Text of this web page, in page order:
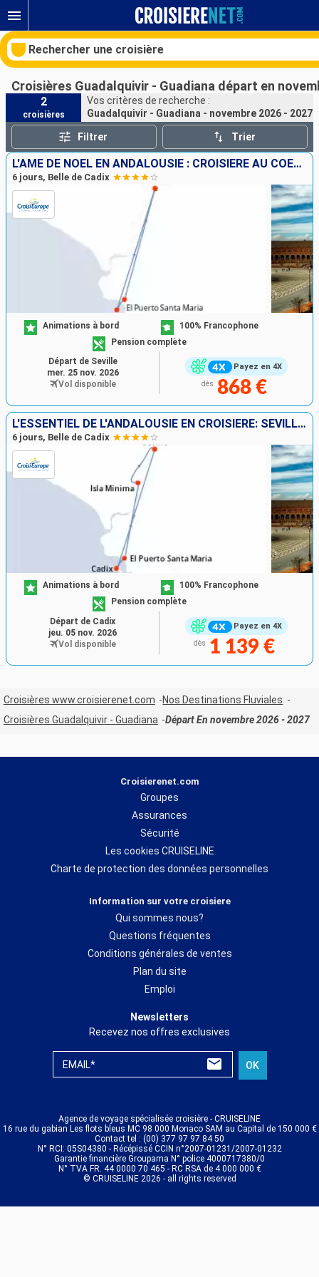
Rechercher une croisière
Nos destinations
Mois de départ
Ports Compagnies
Croisières Guadalquivir - Guadiana départ en
2
croisières
Vos critères de recherche :
Guadalquivir - Guadiana - novembre 2026 - 2027
Filtrer Trier
L'ÂME DE NOËL EN ANDALOUSIE : CROISIÈRE AU COEUR DE LA NATIVITÉ, AU RYTHME DES TRADITIONS DE NOËL ESPAGNOLES ET DES MARCHÉS FESTIFS
6 jours, Belle de Cadix
Payez en 4X
Animations à bord
100% Francophone
Pension complète
dès 868 €
Départ de Seville
mer. 25 nov. 2026
Vol disponible
L'ESSENTIEL DE L'ANDALOUSIE EN CROISIÈRE: SÉVILLE, CADIX ET VILLAGES ANDALOUS ; LA DOUCEUR DE VIVRE ESPAGNOLE
6 jours, Belle de Cadix
Payez en 4X
Animations à bord
100% Francophone
Pension complète
dès 1 139 €
Départ de Cadix
jeu. 05 nov. 2026
Vol disponible
Croisières www.croisierenet.com
Nos Destinations Fluviales
Croisières Guadalquivir - Guadiana
Départ En novembre 2026 - 2027
Croisierenet.com
Groupes
Assurances
Sécurité
Les cookies CRUISELINE
Charte de protection des données personnelles
Information sur votre croisiere
Qui sommes nous?
Questions fréquentes
Conditions générales de ventes
Plan du site
Emploi
Newsletters
Recevez nos offres exclusives
EMAIL* OK
Agence de voyage spécialisée croisière - CRUISELINE
16 rue du gabian Les flots bleus MC 98 000 Monaco SAM au Capital de 150 000 €
Contact tel : (00) 377 97 97 84 50
N° RCI: 05S04380 - Récépissé CCIN n°2007-01231/2007-01232
Garantie financière Groupama N° police 4000717380/0
N° TVA FR. 44 0000 70 465 - RC RSA de 4 000 000 €
© CRUISELINE 2026 - all rights reserved